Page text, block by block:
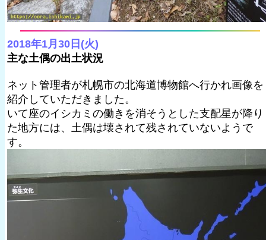
2018年1月30日(火)
主な土偶の出土状況
ネット管理者が札幌市の北海道博物館へ行かれ画像を
紹介していただきました。
いて座のイシカミの働きを消そうとした支配星が降り
た地方には、土偶は壊されて残されていないようで
す。